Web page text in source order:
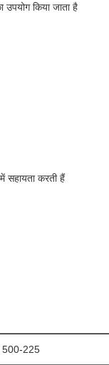
किया जाता है
सहायता करती हैं
500-225